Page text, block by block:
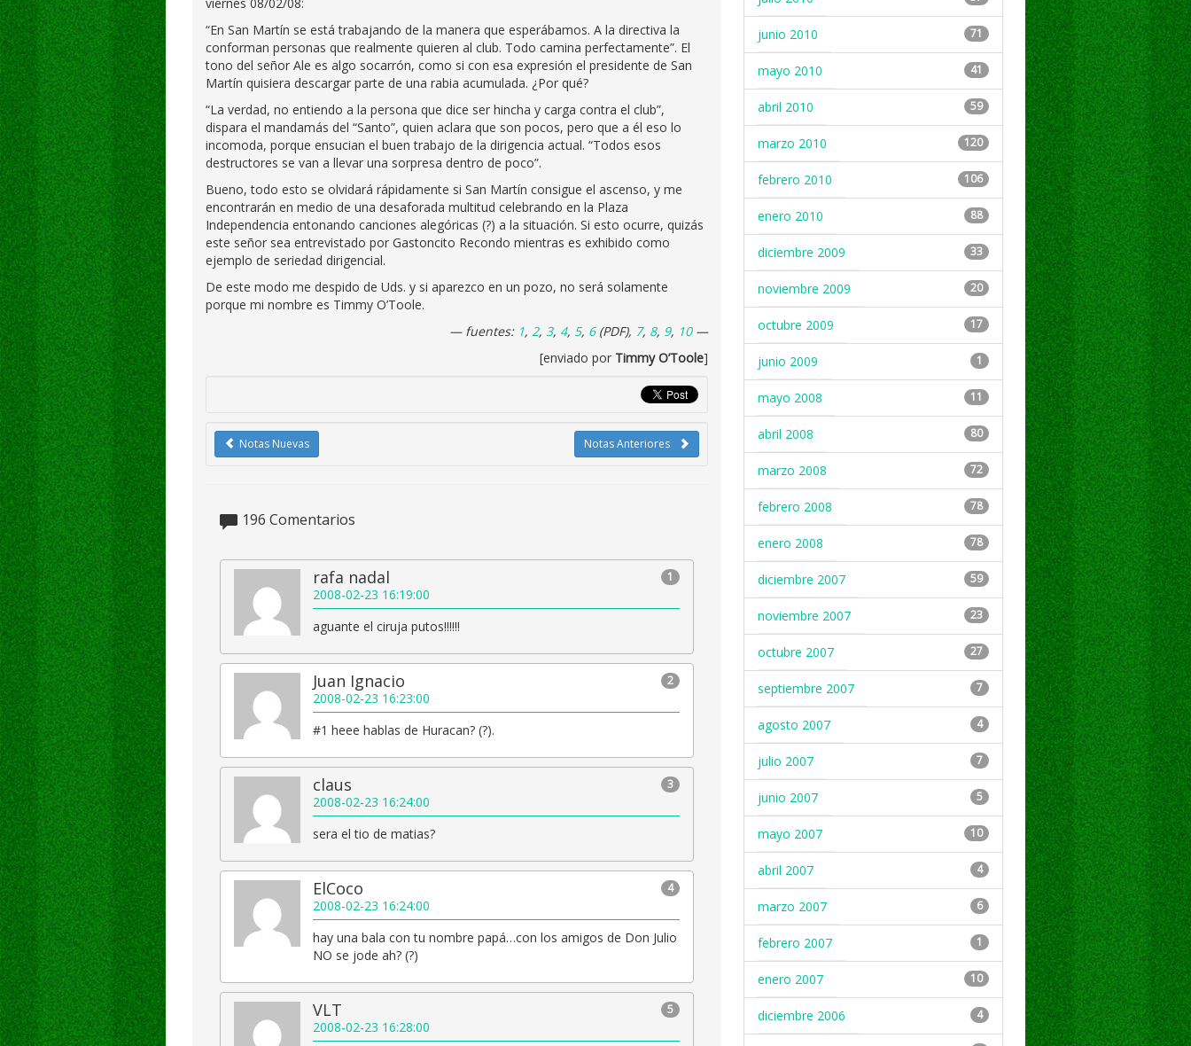
“En San Martín se está trabajando de la manera que esperábamos. A la directiva la
conforman personas que realmente quieren al club. Todo camina perfectamente”. El
tono del señor Ale es algo socarrón, como si con esa expresión el presidente de San
Martín quisiera descargar parte de una rabia acumulada. ¿Por qué?
“La verdad, no entiendo a la persona que dice ser hincha y carga contra el club”,
dispara el mandamás del “Santo”, quien aclara que son pocos, pero que a él eso lo
incomoda, porque ensucian el buen trabajo de la dirigencia actual. “Todos esos
destructores se van a llevar una sorpresa dentro de poco”.
Bueno, todo esto se olvidará rápidamente si San Martín consigue el ascenso, y me
encontrarán en medio de una desaforada multitud celebrando en la Plaza
Independencia entonando canciones alegóricas (?) a la situación. Si esto ocurre, quizás
este señor sea entrevistado por Gastoncito Recondo mientras es exhibido como
ejemplo de seriedad dirigencial.
De este modo me despido de Uds. y si aparezco en un pozo, no será solamente
porque mi nombre es Timmy O’Toole.
— fuentes: 1, 2, 3, 4, 5, 6(PDF), 7, 8, 9, 10—
[enviado por Timmy O’Toole]
Notas Anteriores
Notas Nuevas
196 Comentarios
1
rafa nadal
2008-02-23 16:19:00
aguante el ciruja putos!!!!!!
2
Juan Ignacio
2008-02-23 16:23:00
#1 heee hablas de Huracan? (?).
3
claus
2008-02-23 16:24:00
sera el tio de matias?
4
ElCoco
2008-02-23 16:24:00
hay una bala con tu nombre papá…con los amigos de Don Julio
NO se jode ah? (?)
5
VLT
2008-02-23 16:28:00
junio 2010 71
mayo 2010 41
abril 2010 59
marzo 2010 120
febrero 2010 106
enero 2010 88
diciembre 2009 33
noviembre 2009 20
octubre 2009 17
junio 2009 1
mayo 2008 11
abril 2008 80
marzo 2008 72
febrero 2008 78
enero 2008 78
diciembre 2007 59
noviembre 2007 23
octubre 2007 27
septiembre 2007 7
agosto 2007 4
julio 2007 7
junio 2007 5
mayo 2007 10
abril 2007 4
marzo 2007 6
febrero 2007 1
enero 2007 10
diciembre 2006 4